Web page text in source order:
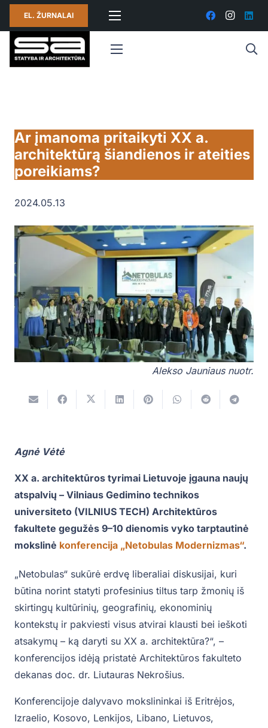
EL. ŽURNALAI
Ar įmanoma pritaikyti XX a.
architektūrą šiandienos ir ateities
poreikiams?
2024.05.13
Alekso Jauniaus nuotr.
Agnė Vėtė
XX a. architektūros tyrimai Lietuvoje įgauna naujų
atspalvių – Vilniaus Gedimino technikos
universiteto (VILNIUS TECH) Architektūros
fakultete gegužės 9–10 dienomis vyko tarptautinė
mokslinė konferencija „Netobulas Modernizmas“.
„Netobulas“ sukūrė erdvę liberaliai diskusijai, kuri
būtina norint statyti profesinius tiltus tarp žmonių iš
skirtingų kultūrinių, geografinių, ekonominių
kontekstų ir pakviesti visus atvirai klausti bei ieškoti
atsakymų – ką daryti su XX a. architektūra?“, –
konferencijos idėją pristatė Architektūros fakulteto
dekanas doc. dr. Liutauras Nekrošius.
Konferencijoje dalyvavo mokslininkai iš Eritrėjos,
Izraelio, Kosovo, Lenkijos, Libano, Lietuvos,